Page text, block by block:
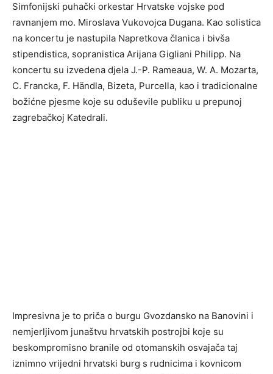
Simfonijski puhački orkestar Hrvatske vojske pod
ravnanjem mo. Miroslava Vukovojca Dugana. Kao solistica
na koncertu je nastupila Napretkova članica i bivša
stipendistica, sopranistica Arijana Gigliani Philipp. Na
koncertu su izvedena djela J.-P. Rameaua, W. A. Mozarta,
C. Francka, F. Händla, Bizeta, Purcella, kao i tradicionalne
božićne pjesme koje su oduševile publiku u prepunoj
zagrebačkoj Katedrali.
Impresivna je to priča o burgu Gvozdansko na Banovini i
nemjerljivom junaštvu hrvatskih postrojbi koje su
beskompromisno branile od otomanskih osvajača taj
iznimno vrijedni hrvatski burg s rudnicima i kovnicom